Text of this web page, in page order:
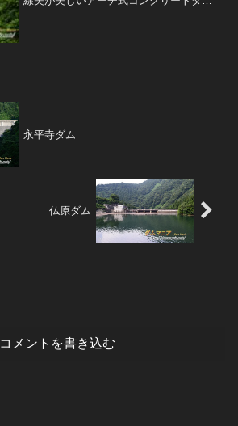
永平寺ダム
仏原ダム
コメントを書き込む